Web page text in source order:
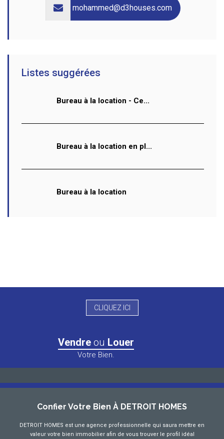
mohammed@d3houses.com
Listes suggérées
Bureau à la location - Ce...
Bureau à la location en pl...
Bureau à la location
CLIQUEZ ICI
Vendre ou Louer
Votre Bien.
Confier Votre Bien À DETROIT HOMES
DETROIT HOMES est une agence professionnelle qui saura mettre en
valeur votre bien immobilier afin de vous trouver le profil idéal